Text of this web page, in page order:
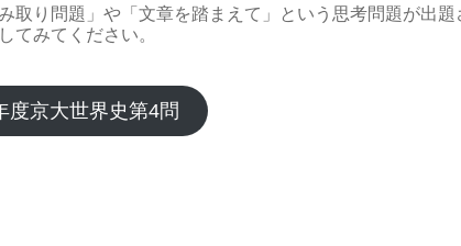
取り問題」や「文章を踏まえて」という思考問題が出
てみてください。
度京大世界史第4問